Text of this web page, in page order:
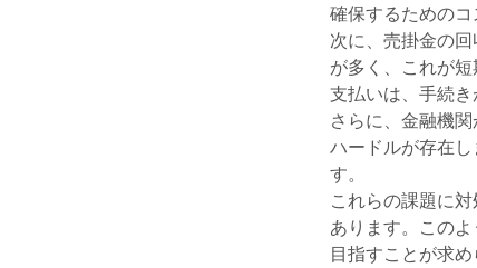
確保するための
次に、売掛金の
が多く、これが
支払いは、手続
さらに、金融機
ハードルが存在
す。
これらの課題に
あります。この
目指すことが求め